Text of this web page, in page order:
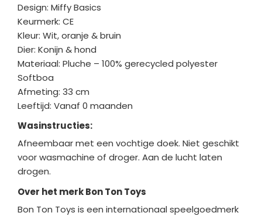
Design: Miffy Basics
Keurmerk: CE
Kleur: Wit, oranje & bruin
Dier: Konijn & hond
Materiaal: Pluche – 100% gerecycled polyester
Softboa
Afmeting: 33 cm
Leeftijd: Vanaf 0 maanden
Wasinstructies:
Afneembaar met een vochtige doek. Niet geschikt
voor wasmachine of droger. Aan de lucht laten
drogen.
Over het merk Bon Ton Toys
Bon Ton Toys is een internationaal speelgoedmerk